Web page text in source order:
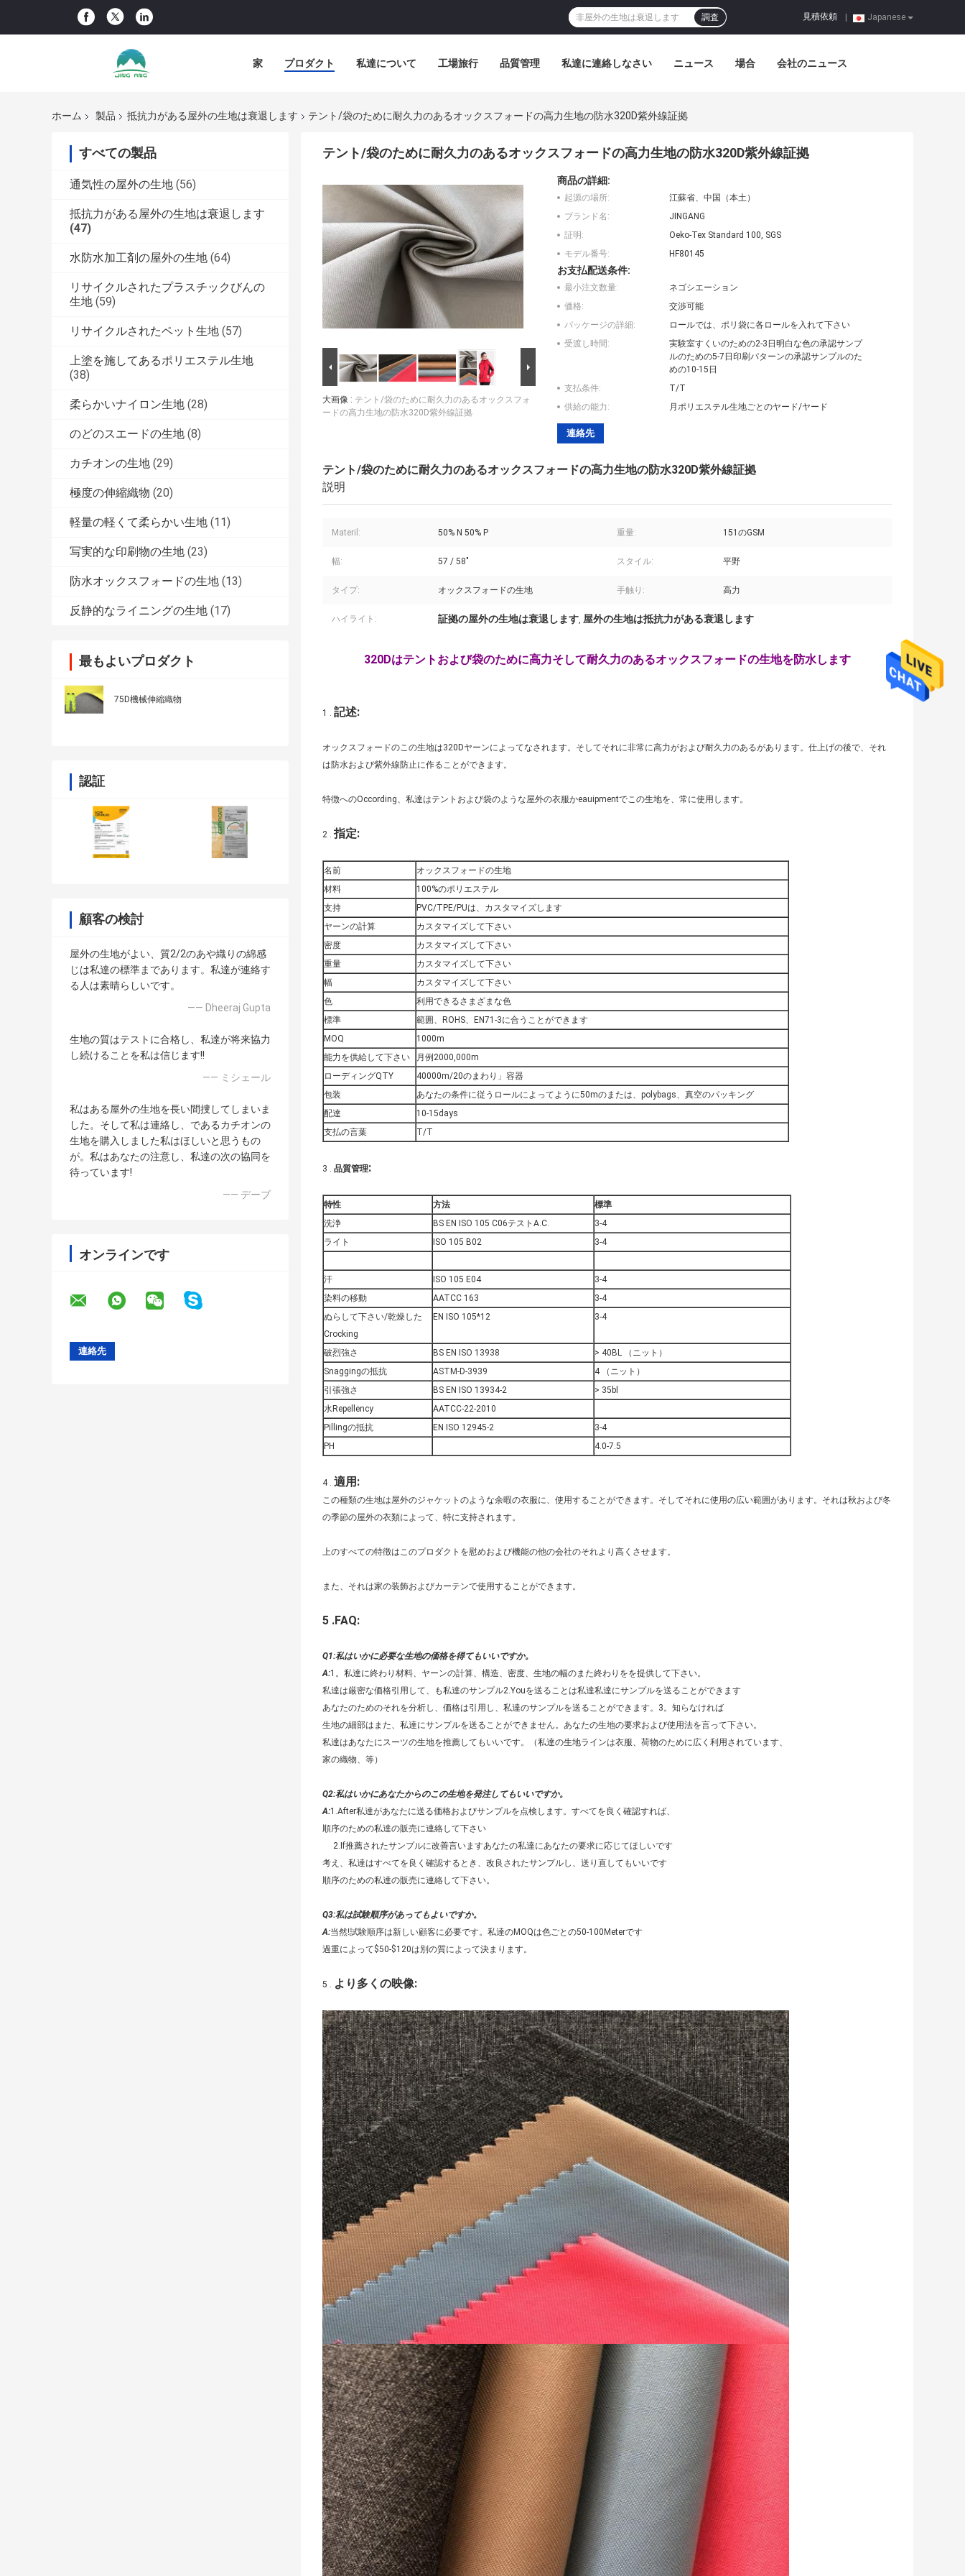
Japanese
見積依頼
調査
家 プロダクト 私達について 工場旅行 品質管理 私達に連絡しなさい ニュース 場合 会社のニュース
ホーム 製品 抵抗力がある屋外の生地は衰退します テント/袋のために耐久力のあるオックスフォードの高力生地の防水320D紫外線証拠
すべての製品
通気性の屋外の生地 (56)
抵抗力がある屋外の生地は衰退します
(47)
水防水加工剤の屋外の生地 (64)
リサイクルされたプラスチックびんの
生地 (59)
リサイクルされたペット生地 (57)
上塗を施してあるポリエステル生地
(38)
柔らかいナイロン生地 (28)
のどのスエードの生地 (8)
カチオンの生地 (29)
極度の伸縮織物 (20)
軽量の軽くて柔らかい生地 (11)
写実的な印刷物の生地 (23)
防水オックスフォードの生地 (13)
反静的なライニングの生地 (17)
最もよいプロダクト
75D機械伸縮織物
認証
顧客の検討
屋外の生地がよい、質2/2のあや織りの綿感
じは私達の標準まであります。私達が連絡す
る人は素晴らしいです。
—— Dheeraj Gupta
生地の質はテストに合格し、私達が将来協力
し続けることを私は信じます!!
—— ミシェール
私はある屋外の生地を長い間捜してしまいま
した。そして私は連絡し、であるカチオンの
生地を購入しました私はほしいと思うもの
が。私はあなたの注意し、私達の次の協同を
待っています!
—— デーブ
オンラインです
テント/袋のために耐久力のあるオックスフォードの高力生地の防水320D紫外線証拠
大画像 : テント/袋のために耐久力のあるオックスフォ
ードの高力生地の防水320D紫外線証拠
商品の詳細:
起源の場所:
江蘇省、中国（本土）
ブランド名:
JINGANG
証明:
Oeko-Tex Standard 100, SGS
モデル番号:
HF80145
お支払配送条件:
最小注文数量:
ネゴシエーション
価格:
交渉可能
パッケージの詳細:
ロールでは、ポリ袋に各ロールを入れて下さい
受渡し時間:
実験室すくいのための2-3日明白な色の承認サンプ
ルのための5-7日印刷パターンの承認サンプルのた
めの10-15日
支払条件:
T/T
供給の能力:
月ポリエステル生地ごとのヤード/ヤード
連絡先
テント/袋のために耐久力のあるオックスフォードの高力生地の防水320D紫外線証拠
説明
Materil: 50% N 50% P 重量: 151のGSM
幅: 57 / 58" スタイル: 平野
タイプ: オックスフォードの生地 手触り: 高力
ハイライト: 証拠の屋外の生地は衰退します, 屋外の生地は抵抗力がある衰退します
320Dはテントおよび袋のために高力そして耐久力のあるオックスフォードの生地を防水します
1 . 記述:
オックスフォードのこの生地は320Dヤーンによってなされます。そしてそれに非常に高力がおよび耐久力のあるがあります。仕上げの後で、それ
は防水および紫外線防止に作ることができます。
特徴へのOccording、私達はテントおよび袋のような屋外の衣服かeauipmentでこの生地を、常に使用します。
2 . 指定:
名前
オックスフォードの生地
材料
100%のポリエステル
支持
PVC/TPE/PUは、カスタマイズします
ヤーンの計算
カスタマイズして下さい
密度
カスタマイズして下さい
重量
カスタマイズして下さい
幅
カスタマイズして下さい
色
利用できるさまざまな色
標準
範囲、ROHS、EN71-3に合うことができます
MOQ
1000m
能力を供給して下さい
月例2000,000m
ローディングQTY
40000m/20のまわり」容器
包装
あなたの条件に従うロールによってように50mのまたは、polybags、真空のパッキング
配達
10-15days
支払の言葉
T/T
3 . 品質管理:
特性 方法
標準
洗浄
BS EN ISO 105 C06テストA.C.
3-4
ライト
ISO 105 B02 3-4
汗 ISO 105 E04
3-4
染料の移動
AATCC 163
3-4
ぬらして下さい/乾燥した
Crocking
EN ISO 105*12 3-4
破烈強さ BS EN ISO 13938
> 40BL （ニット）
Snaggingの抵抗
ASTM-D-3939
4 （ニット）
引張強さ
BS EN ISO 13934-2
> 35bl
水Repellency
AATCC-22-2010
Pillingの抵抗
EN ISO 12945-2
3-4
PH
4.0-7.5
4 . 適用:
この種類の生地は屋外のジャケットのような余暇の衣服に、使用することができます。そしてそれに使用の広い範囲があります。それは秋および冬
の季節の屋外の衣類によって、特に支持されます。
上のすべての特徴はこのプロダクトを慰めおよび機能の他の会社のそれより高くさせます。
また、それは家の装飾およびカーテンで使用することができます。
5 .FAQ:
Q1:私はいかに必要な生地の価格を得てもいいですか。
A:1。私達に終わり材料、ヤーンの計算、構造、密度、生地の幅のまた終わりをを提供して下さい。
私達は厳密な価格引用して、も私達のサンプル2.Youを送ることは私達私達にサンプルを送ることができます
あなたのためのそれを分析し、価格は引用し、私達のサンプルを送ることができます。3。知らなければ
生地の細部はまた、私達にサンプルを送ることができません。あなたの生地の要求および使用法を言って下さい。
私達はあなたにスーツの生地を推薦してもいいです。（私達の生地ラインは衣服、荷物のために広く利用されています、
家の織物、等）
Q2:私はいかにあなたからのこの生地を発注してもいいですか。
A:1.After私達があなたに送る価格およびサンプルを点検します。すべてを良く確認すれば、
順序のための私達の販売に連絡して下さい
2.If推薦されたサンプルに改善言いますあなたの私達にあなたの要求に応じてほしいです
考え、私達はすべてを良く確認するとき、改良されたサンプルし、送り直してもいいです
順序のための私達の販売に連絡して下さい。
Q3:私は試験順序があってもよいですか。
A:当然!試験順序は新しい顧客に必要です。私達のMOQは色ごとの50-100Meterです
過重によって$50-$120は別の質によって決まります。
5 . より多くの映像: